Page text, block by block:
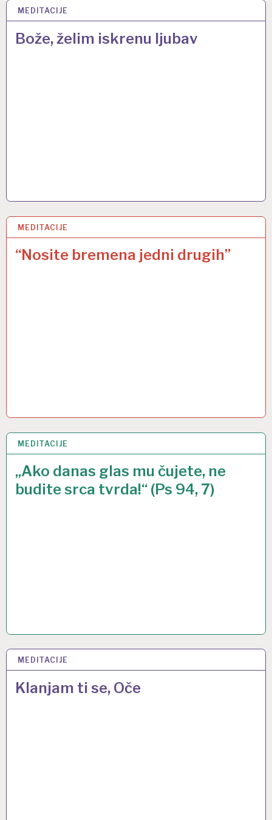
MEDITACIJE
Bože, želim iskrenu ljubav
5 LIP 2013
MEDITACIJE
“Nosite bremena jedni drugih”
22 SVI 2013
MEDITACIJE
„Ako danas glas mu čujete, ne
budite srca tvrda!“ (Ps 94, 7)
21 TRA 2013
MEDITACIJE
Klanjam ti se, Oče
28 OŽU 2013